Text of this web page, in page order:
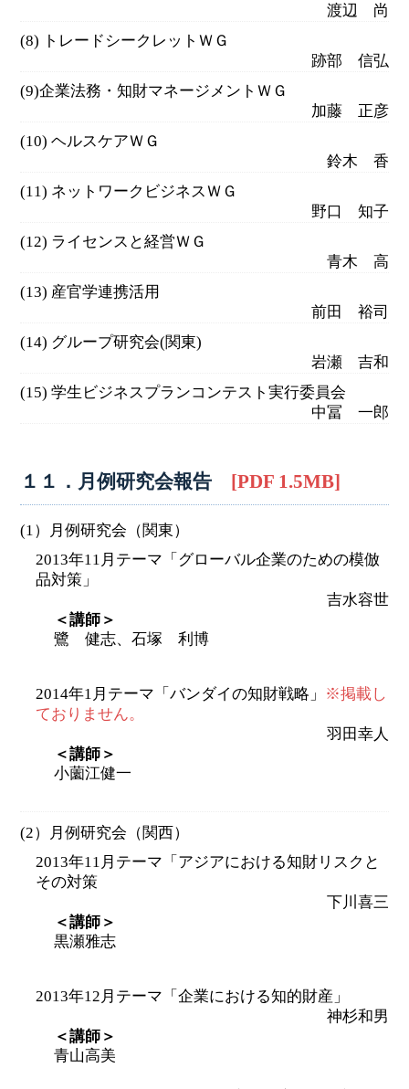
渡辺 尚
(8) トレードシークレットＷＧ
跡部 信弘
(9)企業法務・知財マネージメントＷＧ
加藤 正彦
(10) ヘルスケアＷＧ
鈴木 香
(11) ネットワークビジネスＷＧ
野口 知子
(12) ライセンスと経営ＷＧ
青木 高
(13) 産官学連携活用
前田 裕司
(14) グループ研究会(関東)
岩瀬 吉和
(15) 学生ビジネスプランコンテスト実行委員会
中冨 一郎
１１．月例研究会報告 [PDF 1.5MB]
(1）月例研究会（関東）
2013年11月テーマ「グローバル企業のための模倣
品対策」
吉水容世
＜講師＞
鷺 健志、石塚 利博
2014年1月テーマ「バンダイの知財戦略」 ※掲載し
ておりません。
羽田幸人
＜講師＞
小薗江健一
(2）月例研究会（関西）
2013年11月テーマ「アジアにおける知財リスクと
その対策
下川喜三
＜講師＞
黒瀬雅志
2013年12月テーマ「企業における知的財産」
神杉和男
＜講師＞
青山高美